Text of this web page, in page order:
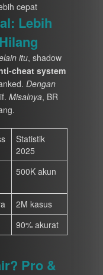
cepat
Lebih
itu, shadow
cheat system
Dengan
Misalnya, BR
Statistik
2025
500K akun
2M kasus
90% akurat
Pro &